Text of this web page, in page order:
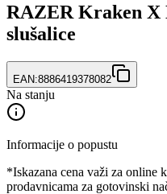
RAZER Kraken X
slušalice
EAN:8886419378082
Na stanju
Informacije o popustu
*Iskazana cena važi za online
prodavnicama za gotovinski